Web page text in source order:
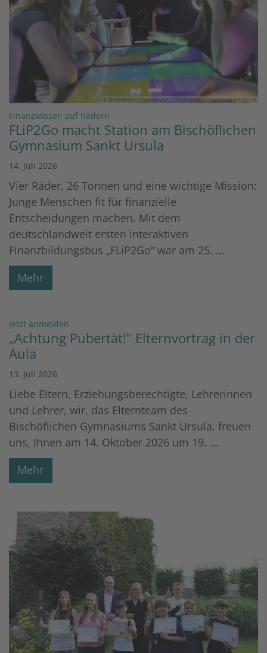
© Bischöfliches Gymnasium St. Ursula Geilenkirchen (Dominik Esser)
Finanzwissen auf Rädern
FLiP2Go macht Station am Bischöflichen
Gymnasium Sankt Ursula
14. Juli 2026
Vier Räder, 26 Tonnen und eine wichtige Mission:
Junge Menschen fit für finanzielle
Entscheidungen machen. Mit dem
deutschlandweit ersten interaktiven
Finanzbildungsbus „FLiP2Go“ war am 25. ...
Mehr
Jetzt anmelden
„Achtung Pubertät!" Elternvortrag in der
Aula
13. Juli 2026
Liebe Eltern, Erziehungsberechtigte, Lehrerinnen
und Lehrer, wir, das Elternteam des
Bischöflichen Gymnasiums Sankt Ursula, freuen
uns, Ihnen am 14. Oktober 2026 um 19. ...
Mehr